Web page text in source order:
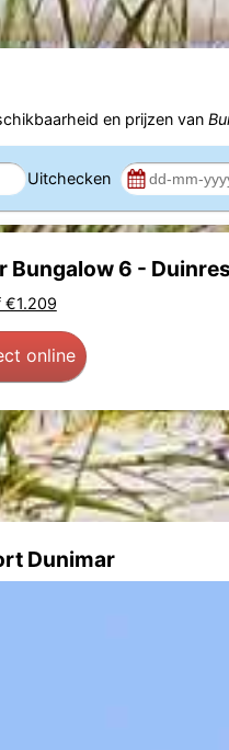
en prijzen van
Uitchecken
Bungalow 6 -
€1.209
online
Dunimar